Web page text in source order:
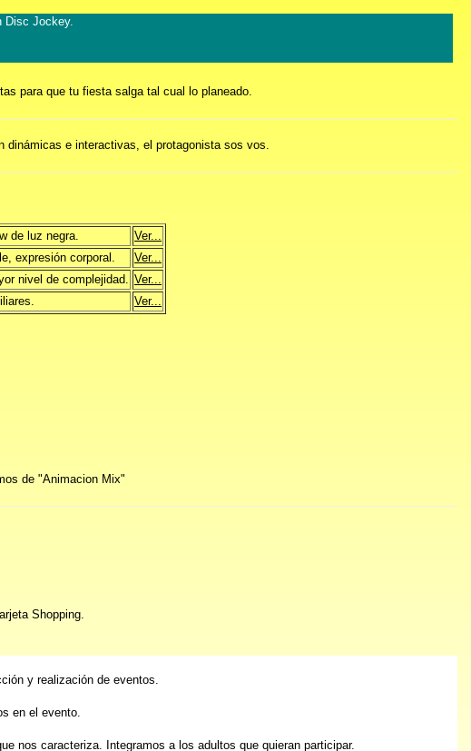
Disc Jockey.
para que tu fiesta salga tal cual lo planeado.
dinámicas e interactivas, el protagonista sos vos.
de luz negra.
Ver...
expresión corporal.
Ver...
nivel de complejidad. Ver...
Ver...
de "Animacion Mix"
Shopping.
y realización de eventos.
en el evento.
nos caracteriza. Integramos a los adultos que quieran participar.